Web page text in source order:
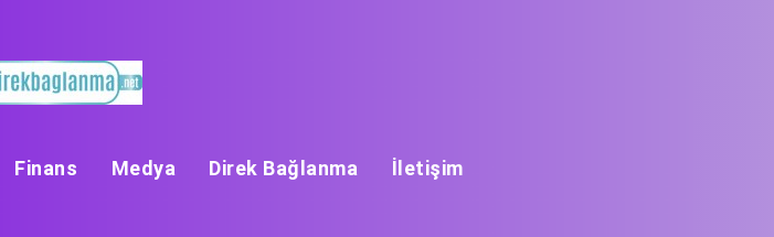
Finans Medya Direk Bağlanma İletişim